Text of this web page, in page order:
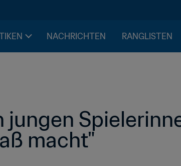
NACHRICHTEN RANGLISTEN
jungen
macht"